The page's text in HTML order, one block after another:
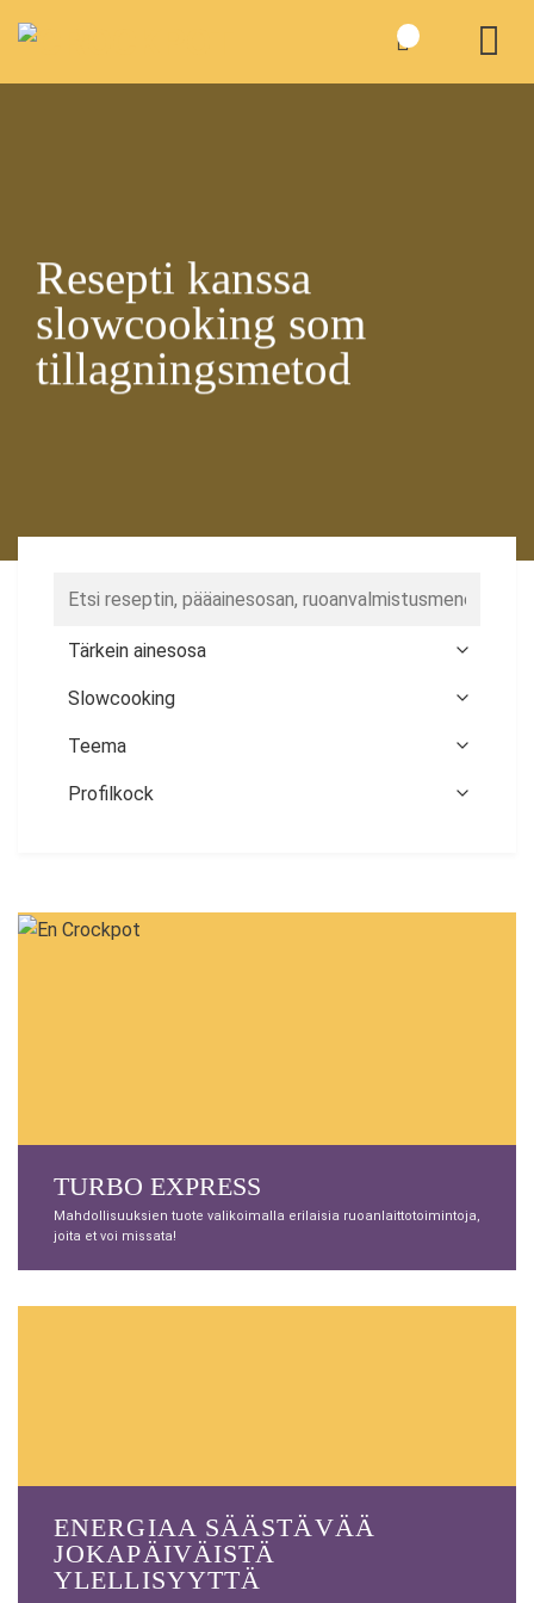
Resepti kanssa
slowcooking som
tillagningsmetod
TURBO EXPRESS
Mahdollisuuksien tuote valikoimalla erilaisia ​​ruoanlaittotoimintoja,
joita et voi missata!
ENERGIAA SÄÄSTÄVÄÄ
JOKAPÄIVÄISTÄ
YLELLISYYTTÄ